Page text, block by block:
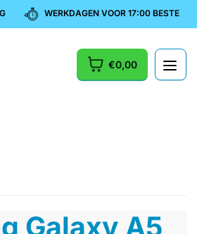
WERKDAGEN VOOR 17:00 BESTELD,
€0,00
Galaxy A5